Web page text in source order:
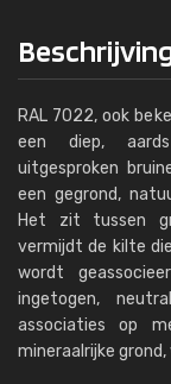
RAL 7022, ook
een diep,
uitgesproken
een gegrond,
Het zit tussen
vermijdt de kilte
wordt
ingetogen,
associaties op
mineraalrijke